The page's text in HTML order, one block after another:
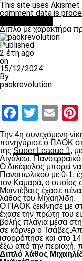
This site uses Akismet
comment data is
Διπλό με χαρακτήρα
Published
2 έτη ago
on
15/12/2024
By
paokrevolution
Την 4η συνεχόμενη
πανηγύρισε ο ΠΑΟΚ
της Super League 1,
Αιγάλεω,
Ο Δικέφαλος μπορεί
Παναιτωλικού με 0-1,
τον Καμαρά, ο οποίος
Μαϊντέβατς έχασε
λάθος του Μιχαηλίδη.
Ο ΠΑΟΚ ξεκίνησε με
έχασε την πρώτη του
βολής πλάγια μέσα
σε κόρνερ ο
ισορρόπησε και στο
έξω από την περιοχή,
Διπλό λάθος